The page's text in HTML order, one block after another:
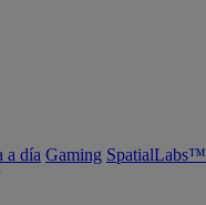
a día Gaming SpatialLabs™